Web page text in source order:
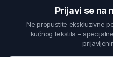
Prijavi se na
Ne propustite ekskluzivne
kućnog tekstila –